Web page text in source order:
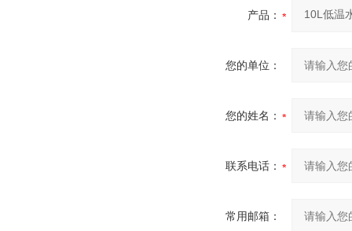
产品：
您的单位：
您的姓名：
联系电话：
常用邮箱：